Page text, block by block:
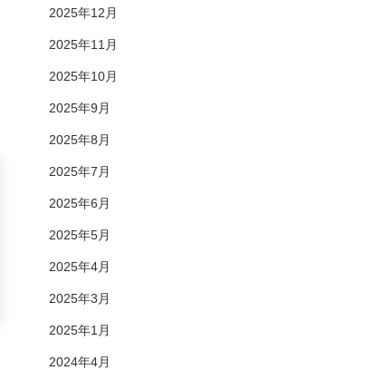
2025年12月
2025年11月
2025年10月
2025年9月
2025年8月
2025年7月
2025年6月
2025年5月
2025年4月
2025年3月
2025年1月
2024年4月